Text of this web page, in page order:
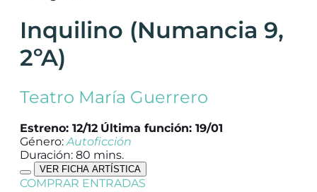
Inquilino (Numancia 9,
2ºA)
Teatro María Guerrero
Estreno: 12/12 Última función: 19/01
Género: Autoficción
Duración: 80 mins.
VER FICHA ARTÍSTICA
COMPRAR ENTRADAS